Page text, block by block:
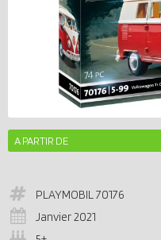
A PARTIR DE
PLAYMOBIL70176
Janvier 2021